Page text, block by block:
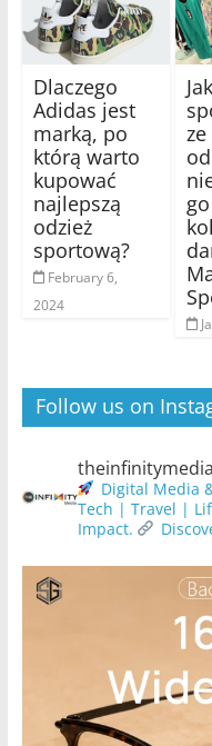
Dlaczego
Adidas jest
marką, po
którą warto
kupować
najlepszą
odzież
sportową?
February 6,
2024
Follow us on
Digital Media
Tech | Travel |
Impact.